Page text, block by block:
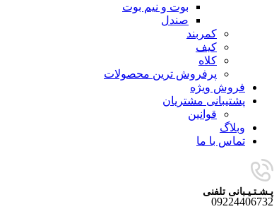
بوت و نیم بوت
صندل
کمربند
کیف
کلاه
پرفروش ترین محصولات
فروش ویژه
پشتیبانی مشتریان
قوانین
وبلاگ
تماس با ما
پـشـتـیـبانی تلفنی
09224406732